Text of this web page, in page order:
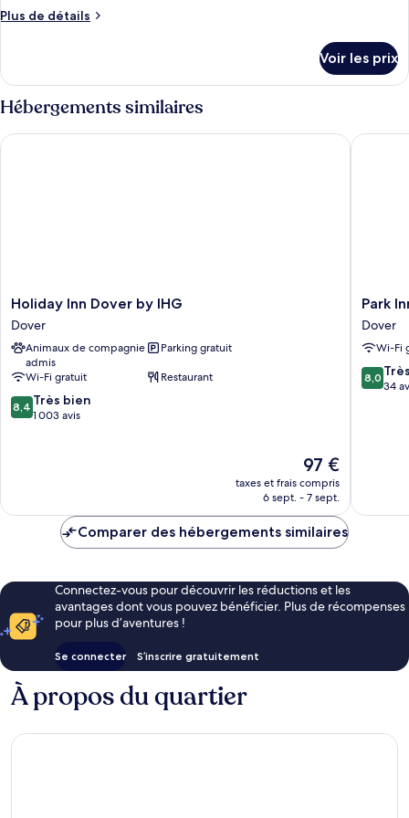
place
ce
chambre :
Chambre,
2
lits
Plus de détails
Plus
le
type
de
Chambre,
Voir les prix
Hébergements similaires
Holiday
Inn
Dover
by
IHG
Dover
Holiday Inn Dover by IHG
Dover
Animaux de compagnie
admis
Parking gratuit
Wi-Fi gratuit
Restaurant
8.4
sur
8,4 Très bien
1 003 avis
Le
nouveau
prix
de
97 €
taxes et frais compris
6 sept. - 7 sept.
Holiday Inn Dover by IHG
Park
Inn
Palace
Dover
Park
Dover
Wi-Fi
8.0
sur
8,0
34
Park Inn
Comparer des hébergements similaires
Connectez-vous pour découvrir les réductions et les
avantages dont vous pouvez bénéficier. Plus de récompenses
pour plus d’aventures !
Se connecter S’inscrire gratuitement
À propos du quartier